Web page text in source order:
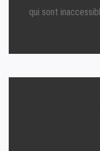
qui sont